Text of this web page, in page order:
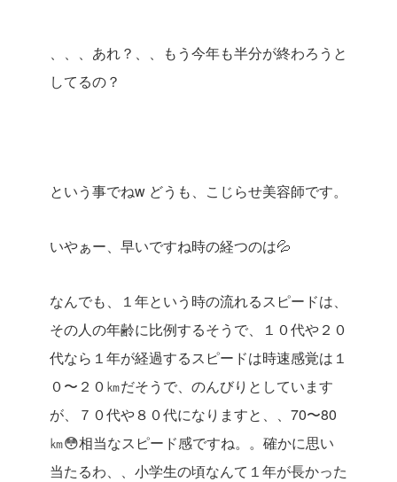
、、、あれ？、、もう今年も半分が終わろうと
してるの？
という事でねw どうも、こじらせ美容師です。
いやぁー、早いですね時の経つのは💦
なんでも、１年という時の流れるスピードは、
その人の年齢に比例するそうで、１０代や２０
代なら１年が経過するスピードは時速感覚は１
０〜２０㎞だそうで、のんびりとしています
が、７０代や８０代になりますと、、70〜80
㎞😳相当なスピード感ですね。。確かに思い
当たるわ、、小学生の頃なんて１年が長かった